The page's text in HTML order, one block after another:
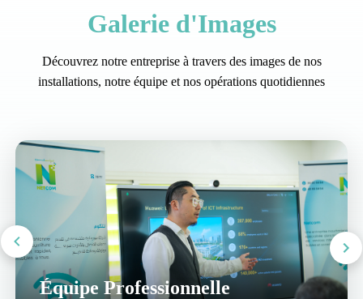
Galerie d'Images
Découvrez notre entreprise à travers des images de nos
installations, notre équipe et nos opérations quotidiennes
Équipe Professionnelle